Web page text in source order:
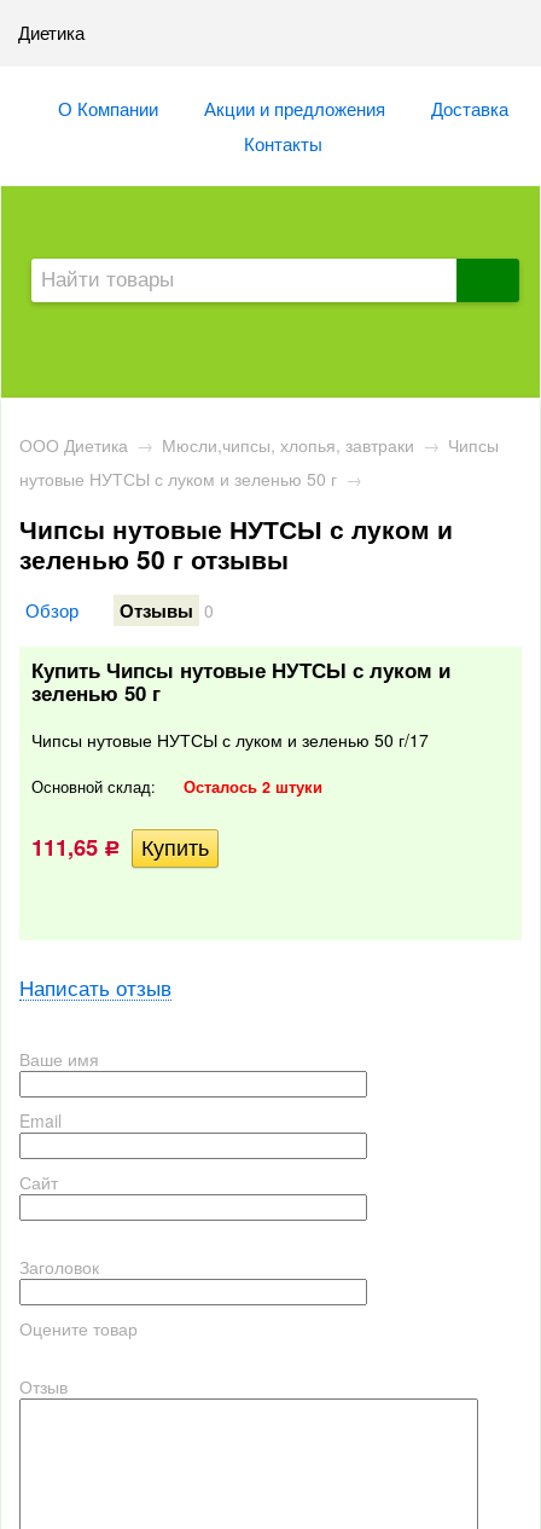
Диетика
О Компании Акции и предложения
Доставка
Контакты
ООО Диетика → Мюсли,чипсы, хлопья, завтраки → Чипсы
нутовые НУТСЫ с луком и зеленью 50 г →
Чипсы нутовые НУТСЫ с луком и
зеленью 50 г отзывы
Обзор Отзывы 0
Купить Чипсы нутовые НУТСЫ с луком и
зеленью 50 г
Чипсы нутовые НУТСЫ с луком и зеленью 50 г/17
Основной склад: Осталось 2 штуки
111,65 Р
Написать отзыв
Ваше имя
Email
Сайт
Заголовок
Оцените товар
Отзыв